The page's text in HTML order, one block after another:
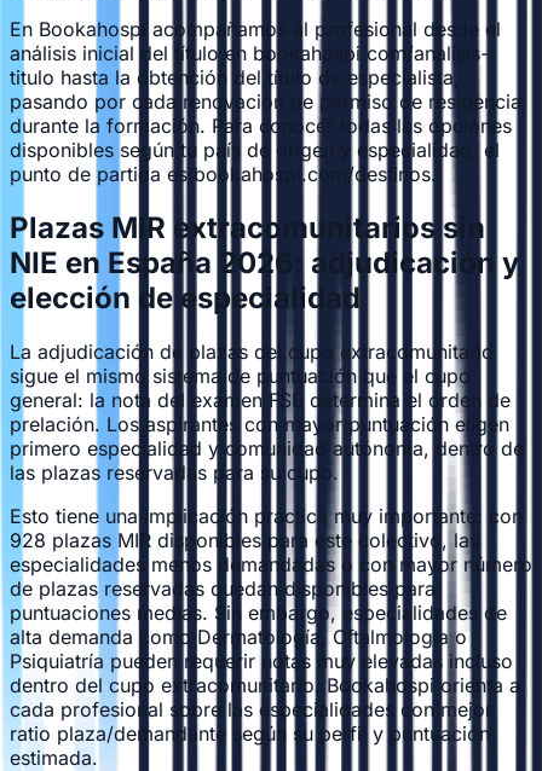
En Bookahospi acompañamos al profesional desde el
análisis inicial del título en bookahospi.com/analisis-
titulo hasta la obtención del título de especialista,
pasando por cada renovación de permiso de residencia
durante la formación. Para conocer todas las opciones
disponibles según tu país de origen y especialidad, el
punto de partida es bookahospi.com/destinos.
Plazas MIR extracomunitarios sin
NIE en España 2026: adjudicación y
elección de especialidad
La adjudicación de plazas del cupo extracomunitario
sigue el mismo sistema de puntuación que el cupo
general: la nota del examen FSE determina el orden de
prelación. Los aspirantes con mayor puntuación eligen
primero especialidad y comunidad autónoma, dentro de
las plazas reservadas para su cupo.
Esto tiene una implicación práctica muy importante: con
928 plazas MIR disponibles para este colectivo, las
especialidades menos demandadas o con mayor número
de plazas reservadas quedan disponibles para
puntuaciones medias. Sin embargo, especialidades de
alta demanda como Dermatología, Oftalmología o
Psiquiatría pueden requerir notas muy elevadas incluso
dentro del cupo extracomunitario. Bookahospi orienta a
cada profesional sobre las especialidades con mejor
ratio plaza/demandante según su perfil y puntuación
estimada.